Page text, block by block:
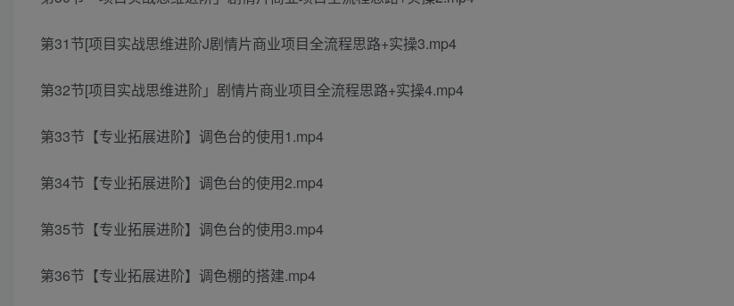
第31节[项目实战思维进阶J剧情片商业项目全流程思路+实操3.mp4
第32节[项目实战思维进阶」剧情片商业项目全流程思路+实操4.mp4
第33节【专业拓展进阶】调色台的使用1.mp4
第34节【专业拓展进阶】调色台的使用2.mp4
第35节【专业拓展进阶】调色台的使用3.mp4
第36节【专业拓展进阶】调色棚的搭建.mp4